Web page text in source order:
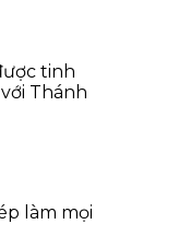
tinh
Thánh
làm mọi